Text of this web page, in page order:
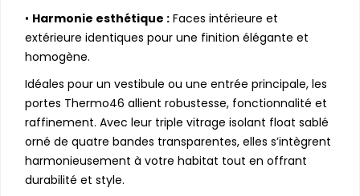
• Harmonie esthétique : Faces intérieure et
extérieure identiques pour une finition élégante et
homogène.
Idéales pour un vestibule ou une entrée principale, les
portes Thermo46 allient robustesse, fonctionnalité et
raffinement. Avec leur triple vitrage isolant float sablé
orné de quatre bandes transparentes, elles s’intègrent
harmonieusement à votre habitat tout en offrant
durabilité et style.